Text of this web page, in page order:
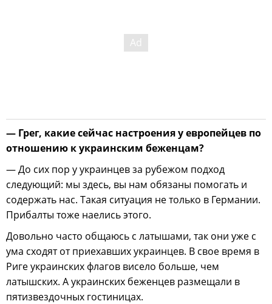
— Грег, какие сейчас настроения у европейцев по
отношению к украинским беженцам?
— До сих пор у украинцев за рубежом подход
следующий: мы здесь, вы нам обязаны помогать и
содержать нас. Такая ситуация не только в Германии.
Прибалты тоже наелись этого.
Довольно часто общаюсь с латышами, так они уже с
ума сходят от приехавших украинцев. В свое время в
Риге украинских флагов висело больше, чем
латышских. А украинских беженцев размещали в
пятизвездочных гостиницах.